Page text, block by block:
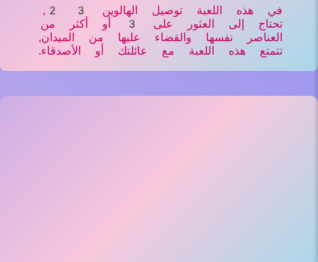
في هذه اللعبة توصيل الهالوين 3 2,
تحتاج إلى العثور على 3 أو أكثر من
العناصر نفسها والقضاء عليها من الميدان,
تتمتع هذه اللعبة مع عائلتك أو الأصدقاء.